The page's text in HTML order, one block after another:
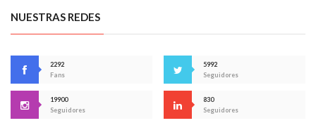
NUESTRAS REDES
2292
Fans
5992
Seguidores
19900
Seguidores
830
Seguidores